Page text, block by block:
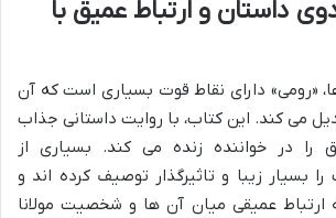
داستان و ارتباط عمیق با
«رومی» دارای نقاط قوت بسیاری است که آن
می کند. این کتاب، با روایت داستانی جذاب
را در خواننده زنده می کند. بسیاری از
را بسیار زیبا و تاثیرگذار توصیف کرده اند و
ارتباط عمیقی میان آن ها و شخصیت مولانا